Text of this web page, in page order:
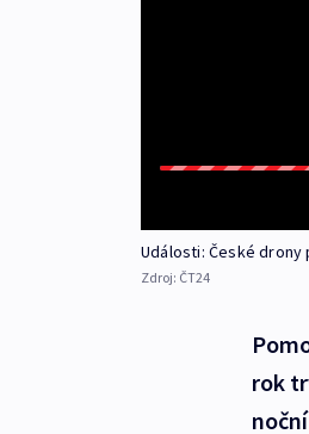
Události: České drony
Zdroj: ČT24
rok